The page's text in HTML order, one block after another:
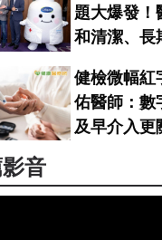
題大爆發！
和清潔、長
健檢微幅紅
佑醫師：
及早介入更
音